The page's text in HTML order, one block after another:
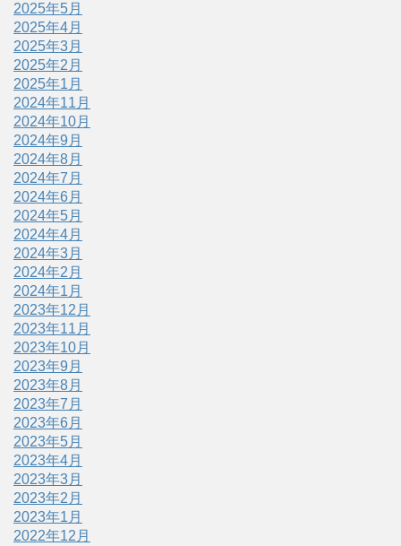
2025年5月
2025年4月
2025年3月
2025年2月
2025年1月
2024年11月
2024年10月
2024年9月
2024年8月
2024年7月
2024年6月
2024年5月
2024年4月
2024年3月
2024年2月
2024年1月
2023年12月
2023年11月
2023年10月
2023年9月
2023年8月
2023年7月
2023年6月
2023年5月
2023年4月
2023年3月
2023年2月
2023年1月
2022年12月